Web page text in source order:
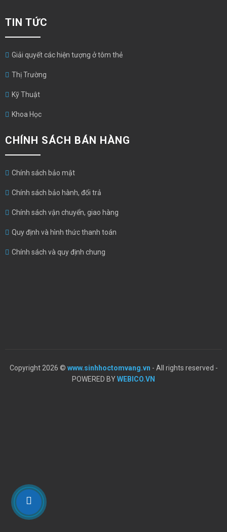
TIN TỨC
Giải quyết các hiện tượng ở tôm thẻ
Thị Trường
Kỹ Thuật
Khoa Học
CHÍNH SÁCH BÁN HÀNG
Chính sách bảo mật
Chính sách bảo hành, đổi trả
Chính sách vận chuyển, giao hàng
Quy định và hình thức thanh toán
Chính sách và quy định chung
Copyright 2026 © www.sinhhoctomvang.vn - All rights reserved -
POWERED BYWEBICO.VN